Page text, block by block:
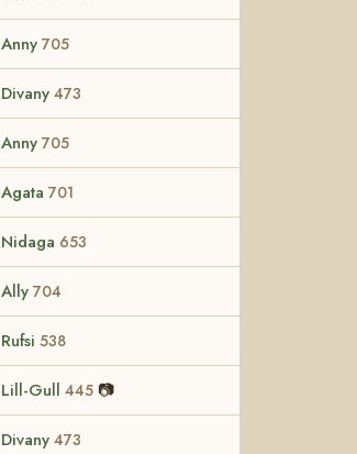
Anny 705
Divany 473
Anny 705
Agata 701
Nidaga 653
Ally 704
Rufsi 538
Lill-Gull 445 📷
Divany 473